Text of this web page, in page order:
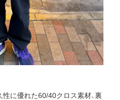
性に優れた60/40クロス素材、裏